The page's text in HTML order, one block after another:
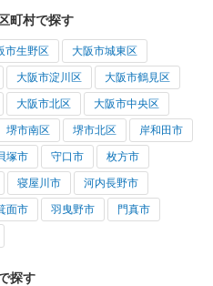
町村で探す
市生野区 大阪市城東区
大阪市淀川区 大阪市鶴見区
大阪市北区 大阪市中央区
堺市南区 堺市北区 岸和田市
塚市 守口市 枚方市
寝屋川市 河内長野市
面市 羽曳野市 門真市
探す